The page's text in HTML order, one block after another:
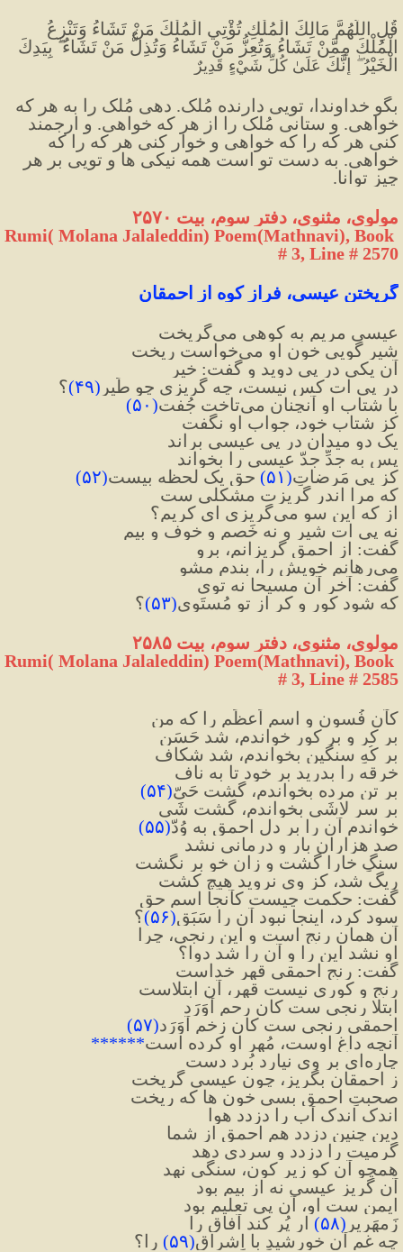
الْخَيْرُ ۖ إِنَّكَ عَلَىٰ كُلِّ شَيْءٍ قَدِيرٌ
چیز توانا.
مولوی، مثنوی، دفتر سوم، بیت ۲۵۷۰
Rumi( Molana Jalaleddin) Poem(Mathnavi), Book
# 3, Line # 2570
گریختن عیسی، فراز کوه از احمقان
عیسیِ مریم به کوهی می‌گریخت
شیر گویی خونِ او می‌خواست ریخت
آن یکی در پی دوید و گفت: خیر
در پی ات کس نیست، چه گریزی چو طَیر (۴۹)؟
با شتاب او آنچنان می‌تاخت جُفت
(۵۰)
کز شتابِ خود، جوابِ او نگفت
یک دو میدان در پی عیسی براند
پس به جِدِّ جِدّ عیسی را بخواند
کز پی مَرضاتِ(۵۱) حق یک لحظه بیست(۵۲)
که مرا اندر گریزت مشکلی ست
از که این سو می‌گریزی ای کریم؟
نه پی ات شیر و نه خَصم و خوف و بیم
گفت: از احمق گریزانم، برو
می‌رهانم خویش را، بندم مشو
گفت: آخر آن مسیحا نه توی
که شود کور و کر از تو مُستَوی(۵۳)؟
مولوی، مثنوی، دفتر سوم، بیت ۲۵۸۵
Rumi( Molana Jalaleddin) Poem(Mathnavi), Book
# 3, Line # 2585
کآن فُسون و اسمِ اَعظَم را که من
بر کر و بر کور خواندم، شد حَسَن
بر کُهِ سنگین بخواندم، شد شکاف
خرقه را بدرید بر خود تا به ناف
بر تنِ مرده بخواندم، گشت حَیّ(۵۴)
بر سرِ لاشَی بخواندم، گشت شَی
خواندم آن را بر دلِ احمق به وُدّ(۵۵)
صد هزاران بار و درمانی نشد
سنگِ خارا گشت و زان خو بر نگشت
ریگ شد، کز وی نروید هیچ کشت
گفت: حکمت چیست کآنجا اسمِ حق
سود کرد، اینجا نبود آن را سَبَق(۵۶)؟
آن همان رنج است و این رنجی، چرا
او نشد این را و آن را شد دوا؟
گفت: رنجِ احمقی قهرِ خداست
رنج و کوری نیست قهر، آن ابتلاست
ابتلا رنجی ست کان رحم آوَرَد
احمقی رنجی ست کان زخم آوَرَد(۵۷)
آنچه داغِ اوست، مُهر او کرده است******
چاره‌ای بر وی نیارد بُرد دست
ز احمقان بگریز، چون عیسی گریخت
صحبتِ احمق بسی خون ها که ریخت
اندک اندک آب را دزدد هوا
دین چنین دزدد هم احمق از شما
گرمیت را دزدد و سردی دهد
همچو آن کو زیرِ کون، سنگی نهد
آن گریزِ عیسی نه از بیم بود
ایمن ست او، آن پی تعلیم بود
زَمهَریر (۵۸) ار پُر کند آفاق را
چه غم آن خورشیدِ با اِشراق(۵۹) را؟